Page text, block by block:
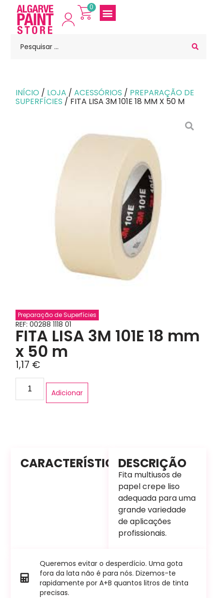
0
INÍCIO / LOJA /ACESSÓRIOS / PREPARAÇÃO DE
SUPERFÍCIES / FITA LISA 3M 101E 18 MM X 50 M
Preparação de Superfícies
REF: 00288 1118 01
FITA LISA 3M 101E 18 mm
x 50 m
1,17 €
Adicionar
CARACTERÍSTICASDESCRIÇÃO
Fita multiusos de
papel crepe liso
adequada para uma
grande variedade
de aplicações
profissionais.
Queremos evitar o desperdício. Uma gota
fora da lata não é para nós. Dizemos-te
rapidamente por A+B quantos litros de tinta
precisas.